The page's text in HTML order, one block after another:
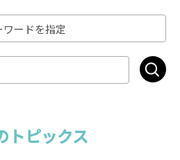
ワードを指定
トピックス